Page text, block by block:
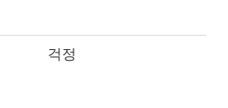
걱정